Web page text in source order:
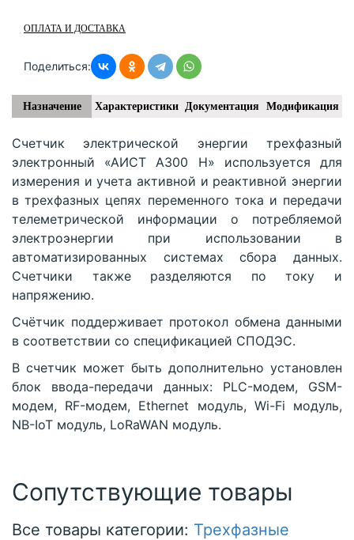
ОПЛАТА И ДОСТАВКА
Поделиться:
Назначение Характеристики Документация Модификация
Счетчик электрической энергии трехфазный
электронный «АИСТ А300 H» используется для
измерения и учета активной и реактивной энергии
в трехфазных цепях переменного тока и передачи
телеметрической информации о потребляемой
электроэнергии при использовании в
автоматизированных системах сбора данных.
Счетчики также разделяются по току и
напряжению.
Счётчик поддерживает протокол обмена данными
в соответствии со спецификацией СПОДЭС.
В счетчик может быть дополнительно установлен
блок ввода-передачи данных: PLC-модем, GSM-
модем, RF-модем, Ethernet модуль, Wi-Fi модуль,
NB-IoT модуль, LoRaWAN модуль.
Сопутствующие товары
Все товары категории: Трехфазные